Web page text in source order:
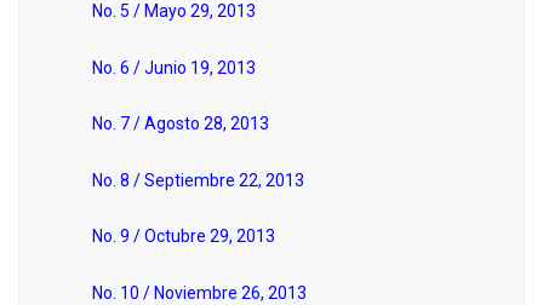
No. 5 / Mayo 29, 2013
No. 6 / Junio 19, 2013
No. 7 / Agosto 28, 2013
No. 8 / Septiembre 22, 2013
No. 9 / Octubre 29, 2013
No. 10 / Noviembre 26, 2013